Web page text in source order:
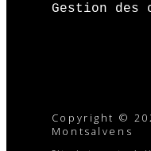
Gestion des
Copyright ©
Montsalvens